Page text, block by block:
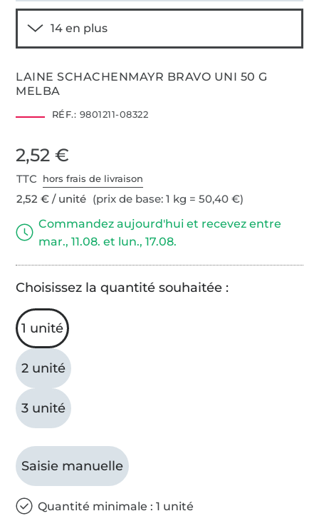
LAINE SCHACHENMAYR BRAVO UNI 50 G
MELBA
RÉF.: 9801211-08322
2,52 €
TTC hors frais de livraison
2,52 € / unité (prix de base: 1 kg = 50,40 €)
Commandez aujourd'hui et recevez entre
mar., 11.08. et lun., 17.08.
Choisissez la quantité souhaitée :
1 unité
2 unité
3 unité
Saisie manuelle
Quantité minimale : 1 unité